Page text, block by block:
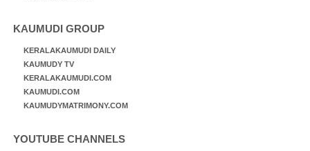
KAUMUDI GROUP
KERALAKAUMUDI DAILY
KAUMUDY TV
KERALAKAUMUDI.COM
KAUMUDI.COM
KAUMUDYMATRIMONY.COM
YOUTUBE CHANNELS